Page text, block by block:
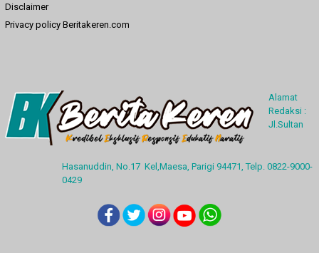
Disclaimer
Privacy policy Beritakeren.com
Alamat
Redaksi :
Jl.Sultan
Hasanuddin, No.17 Kel,Maesa, Parigi 94471, Telp. 0822-9000-
0429